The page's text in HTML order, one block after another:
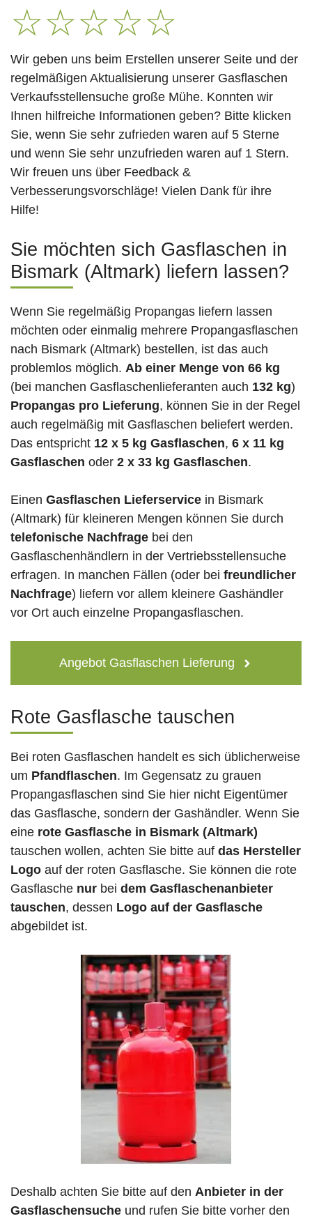
☆☆☆☆☆
Wir geben uns beim Erstellen unserer Seite und der
regelmäßigen Aktualisierung unserer Gasflaschen
Verkaufsstellensuche große Mühe. Konnten wir
Ihnen hilfreiche Informationen geben? Bitte klicken
Sie, wenn Sie sehr zufrieden waren auf 5 Sterne
und wenn Sie sehr unzufrieden waren auf 1 Stern.
Wir freuen uns über Feedback &
Verbesserungsvorschläge! Vielen Dank für ihre
Hilfe!
Sie möchten sich Gasflaschen in
Bismark (Altmark) liefern lassen?
Wenn Sie regelmäßig Propangas liefern lassen
möchten oder einmalig mehrere Propangasflaschen
nach Bismark (Altmark) bestellen, ist das auch
problemlos möglich. Ab einer Menge von 66 kg
(bei manchen Gasflaschenlieferanten auch 132 kg)
Propangas pro Lieferung, können Sie in der Regel
auch regelmäßig mit Gasflaschen beliefert werden.
Das entspricht 12 x 5 kg Gasflaschen, 6 x 11 kg
Gasflaschen oder 2 x 33 kg Gasflaschen.
Einen Gasflaschen Lieferservice in Bismark
(Altmark) für kleineren Mengen können Sie durch
telefonische Nachfrage bei den
Gasflaschenhändlern in der Vertriebsstellensuche
erfragen. In manchen Fällen (oder bei freundlicher
Nachfrage) liefern vor allem kleinere Gashändler
vor Ort auch einzelne Propangasflaschen.
Angebot Gasflaschen Lieferung
Rote Gasflasche tauschen
Bei roten Gasflaschen handelt es sich üblicherweise
um Pfandflaschen. Im Gegensatz zu grauen
Propangasflaschen sind Sie hier nicht Eigentümer
das Gasflasche, sondern der Gashändler. Wenn Sie
eine rote Gasflasche in Bismark (Altmark)
tauschen wollen, achten Sie bitte auf das Hersteller
Logo auf der roten Gasflasche. Sie können die rote
Gasflasche nur bei dem Gasflaschenanbieter
tauschen, dessen Logo auf der Gasflasche
abgebildet ist.
Deshalb achten Sie bitte auf den Anbieter in der
Gasflaschensuche und rufen Sie bitte vorher den